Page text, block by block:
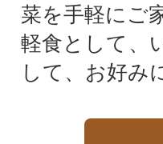
菜を手軽にご
軽食として、
して、お好み